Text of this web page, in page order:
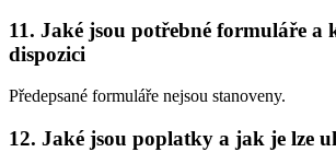
11. Jaké jsou potřebné formuláře a
dispozici
Předepsané formuláře nejsou stanoveny.
12. Jaké jsou poplatky a jak je lze